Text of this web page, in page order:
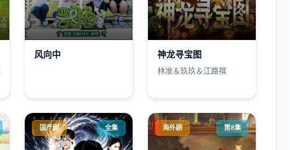
风向中 神龙寻宝图
林准＆玖玖＆江路祺
国产剧 全集 海外剧 第8集